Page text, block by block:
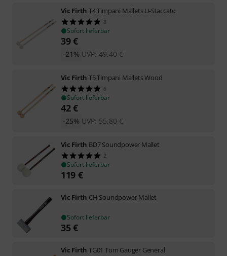
Vic Firth T4 Timpani Mallets U-Staccato
8
Sofort lieferbar
39€
UVP: 49,40 €
-21%
Vic Firth T5 Timpani Mallets Wood
6
Sofort lieferbar
42€
UVP: 55,80 €
-25%
Vic Firth BD7 Soundpower Mallet
2
Sofort lieferbar
119 €
Vic Firth CH Soundpower Mallet
Sofort lieferbar
35€
Vic Firth TG01 Tom Gauger General